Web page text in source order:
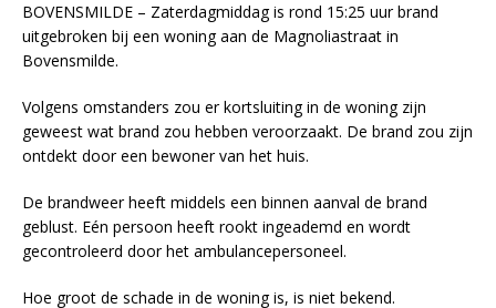
BOVENSMILDE – Zaterdagmiddag is rond 15:25 uur brand
uitgebroken bij een woning aan de Magnoliastraat in
Bovensmilde.
Volgens omstanders zou er kortsluiting in de woning zijn
geweest wat brand zou hebben veroorzaakt. De brand zou zijn
ontdekt door een bewoner van het huis.
De brandweer heeft middels een binnen aanval de brand
geblust. Eén persoon heeft rookt ingeademd en wordt
gecontroleerd door het ambulancepersoneel.
Hoe groot de schade in de woning is, is niet bekend.